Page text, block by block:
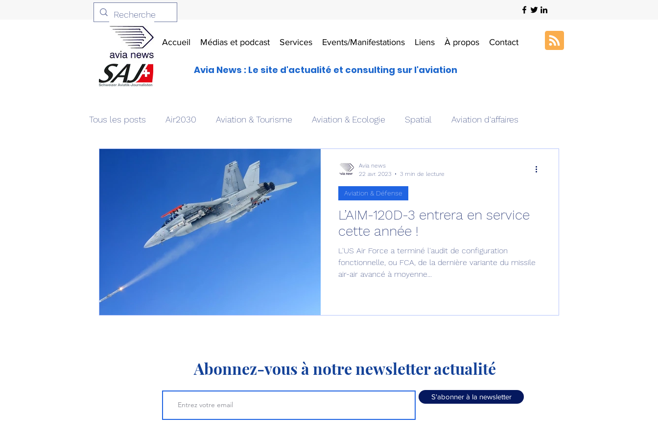
Accueil Médias et podcast Services Events/Manifestations Liens À propos Contact
Avia News : Le site d'actualité et consulting sur l'aviation
Tous les posts Air2030 Aviation & Tourisme Aviation & Ecologie Spatial Aviation d'affaires
Drones aériens
Avionique & pilotage Avion expérimental
Motorisation Amphibie Drones
Shenyang J-35 Fret aérien Salon Aéronautique de Dubaï 25
Airbus H145M Opération militaire au Vénézuela Simulateur avion de combat Avionneurs
L’AIM-120D-3 entrera en service
cette année !
L'US Air Force a terminé l'audit de configuration
fonctionnelle, ou FCA, de la dernière variante du missile
air-air avancé à moyenne...
Aviation & Défense
Avia news
22 avr. 2023
3 min de lecture
Abonnez-vous à notre newsletter actualité
S'abonner à la newsletter